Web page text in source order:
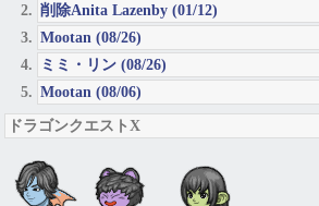
削除Anita Lazenby (01/12)
Mootan (08/26)
ミミ・リン (08/26)
Mootan (08/06)
ドラゴンクエストX